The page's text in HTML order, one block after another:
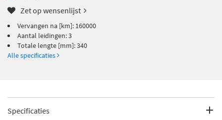
Zet op wensenlijst
Vervangen na [km]: 160000
Aantal leidingen: 3
Totale lengte [mm]: 340
Alle specificaties
Specificaties